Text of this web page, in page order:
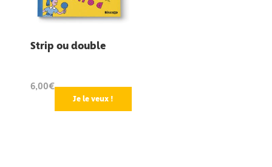
Strip ou double
6,00€
Je le veux !